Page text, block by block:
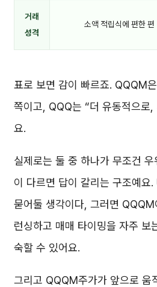
거래
성격
소액 적립식에 편한 편
표로 보면 감이 빠르죠. QQQM
쪽이고, QQQ는 “더 유동적으로,
요.
실제로는 둘 중 하나가 무조건
이 다르면 답이 갈리는 구조예요
묻어둘 생각이다, 그러면
런싱하고 매매 타이밍을 자주 보
숙할 수 있어요.
그리고 QQQM주가가 앞으로 움